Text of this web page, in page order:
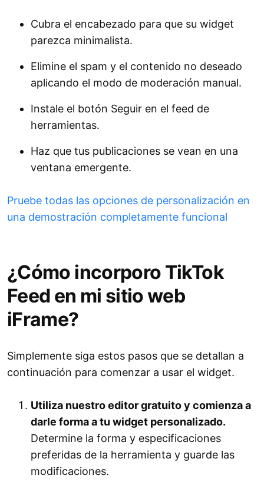
Cubra el encabezado para que su widget
parezca minimalista.
Elimine el spam y el contenido no deseado
aplicando el modo de moderación manual.
Instale el botón Seguir en el feed de
herramientas.
Haz que tus publicaciones se vean en una
ventana emergente.
Pruebe todas las opciones de personalización en
una demostración completamente funcional
¿Cómo incorporo TikTok
Feed en mi sitio web
iFrame?
Simplemente siga estos pasos que se detallan a
continuación para comenzar a usar el widget.
Utiliza nuestro editor gratuito y comienza a
darle forma a tu widget personalizado.
Determine la forma y especificaciones
preferidas de la herramienta y guarde las
modificaciones.